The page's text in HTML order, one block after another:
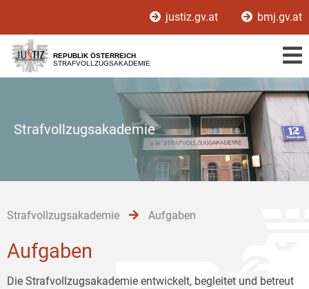
[1]
[2]
[3]
justiz.gv.at bmj.gv.at
REPUBLIK ÖSTERREICH
STRAFVOLLZUGSAKADEMIE
Strafvollzugsakademie
Strafvollzugsakademie Aufgaben
Aufgaben
Die Strafvollzugsakademie entwickelt, begleitet und betreut